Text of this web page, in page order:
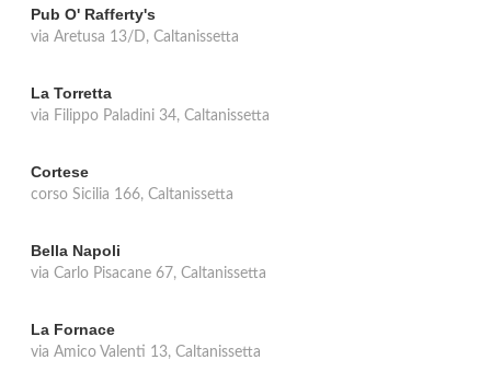
Pub O' Rafferty's
via Aretusa 13/D, Caltanissetta
La Torretta
via Filippo Paladini 34, Caltanissetta
Cortese
corso Sicilia 166, Caltanissetta
Bella Napoli
via Carlo Pisacane 67, Caltanissetta
La Fornace
via Amico Valenti 13, Caltanissetta